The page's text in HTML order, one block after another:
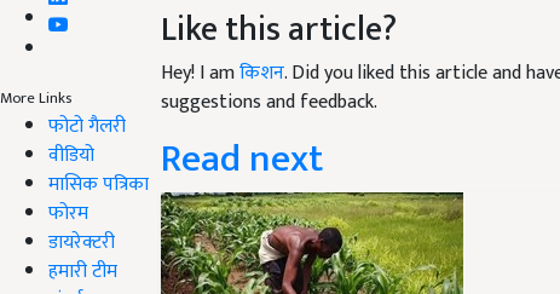
More Links
फोटो गैलरी
वीडियो
मासिक पत्रिका
फोरम
डायरेक्टरी
हमारी टीम
Like this article?
Hey! I amकिशन. Did you liked this article and
suggestions and feedback.
Read next